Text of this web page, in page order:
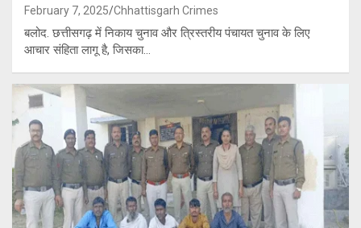
February 7, 2025 Chhattisgarh Crimes
बलोद. छत्तीसगढ़ में निकाय चुनाव और त्रिस्तरीय पंचायत चुनाव के लिए
आचार संहिता लागू है, जिसका…